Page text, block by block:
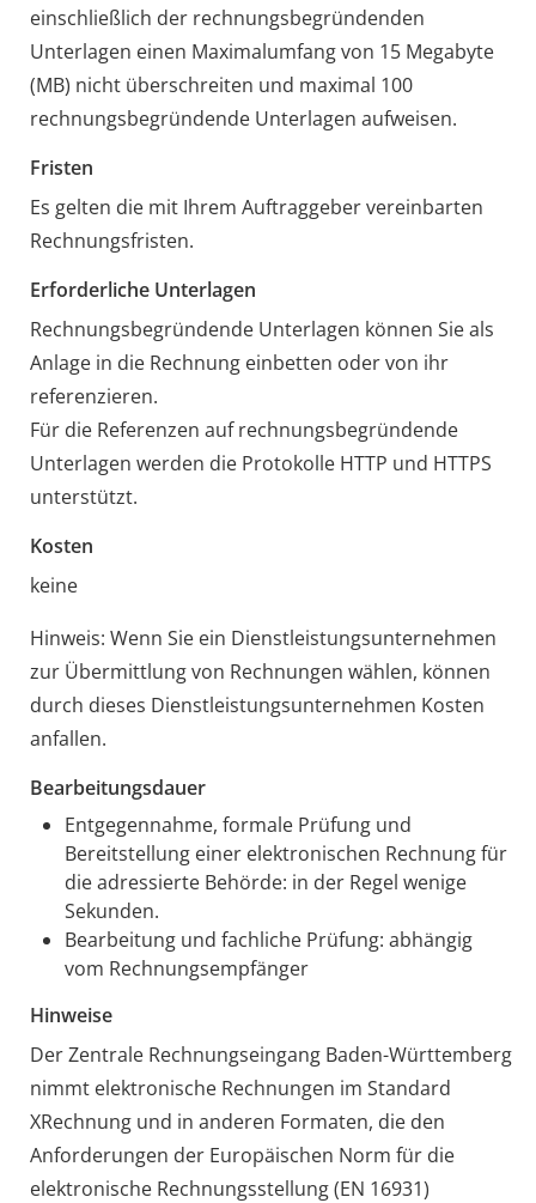
einschließlich der rechnungsbegründenden
Unterlagen einen Maximalumfang von 15 Megabyte
(MB) nicht überschreiten und maximal 100
rechnungsbegründende Unterlagen aufweisen.
Fristen
Es gelten die mit Ihrem Auftraggeber vereinbarten
Rechnungsfristen.
Erforderliche Unterlagen
Rechnungsbegründende Unterlagen können Sie als
Anlage in die Rechnung einbetten oder von ihr
referenzieren.
Für die Referenzen auf rechnungsbegründende
Unterlagen werden die Protokolle HTTP und HTTPS
unterstützt.
Kosten
keine
Hinweis: Wenn Sie ein Dienstleistungsunternehmen
zur Übermittlung von Rechnungen wählen, können
durch dieses Dienstleistungsunternehmen Kosten
anfallen.
Bearbeitungsdauer
Entgegennahme, formale Prüfung und
Bereitstellung einer elektronischen Rechnung für
die adressierte Behörde: in der Regel wenige
Sekunden.
Bearbeitung und fachliche Prüfung: abhängig
vom Rechnungsempfänger
Hinweise
Der Zentrale Rechnungseingang Baden-Württemberg
nimmt elektronische Rechnungen im Standard
XRechnung und in anderen Formaten, die den
Anforderungen der Europäischen Norm für die
elektronische Rechnungsstellung (EN 16931)